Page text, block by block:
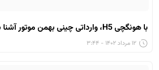
با هونگچی H5، وارداتی چینی بهمن موتور آشنا شوید
۱۲ مرداد ۱۴۰۲ - ۳:۴۴